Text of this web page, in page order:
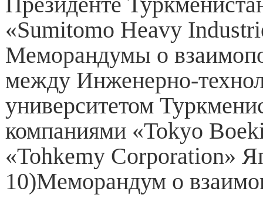
«Sumitomo Heavy
Меморандумы о
между Инженерно-
университетом
компаниями «Tokyo
«Tohkemy Corporation»
10)Меморандум о